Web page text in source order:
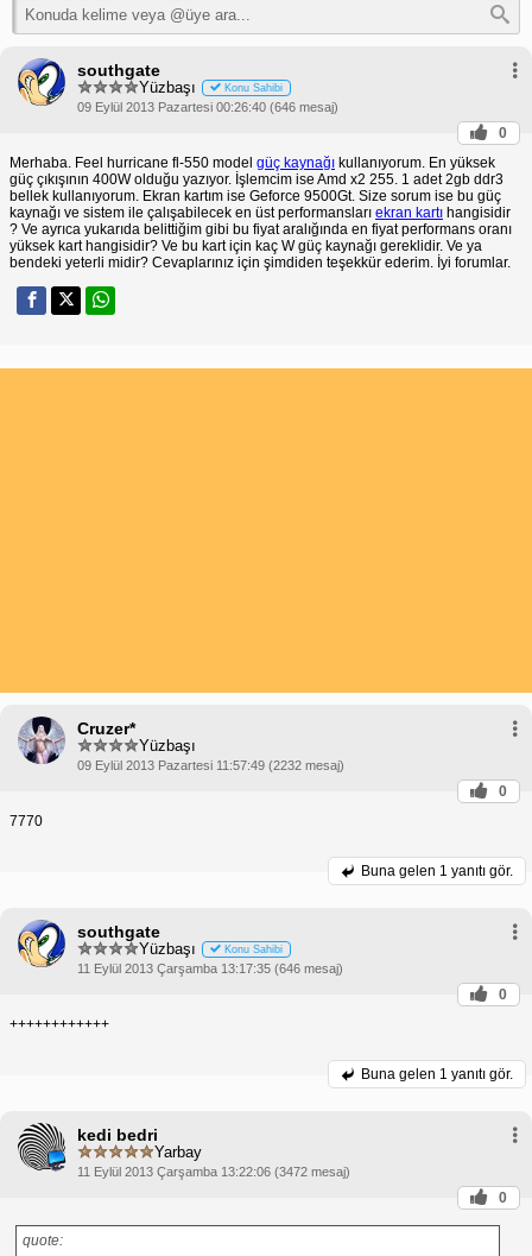
southgate
Yüzbaşı Konu Sahibi
09 Eylül 2013 Pazartesi 00:26:40 (646 mesaj)
0
Merhaba. Feel hurricane fl-550 model güç kaynağı kullanıyorum. En yüksek
güç çıkışının 400W olduğu yazıyor. İşlemcim ise Amd x2 255. 1 adet 2gb ddr3
bellek kullanıyorum. Ekran kartım ise Geforce 9500Gt. Size sorum ise bu güç
kaynağı ve sistem ile çalışabilecek en üst performansları ekran kartı hangisidir
? Ve ayrıca yukarıda belittiğim gibi bu fiyat aralığında en fiyat performans oranı
yüksek kart hangisidir? Ve bu kart için kaç W güç kaynağı gereklidir. Ve ya
bendeki yeterli midir? Cevaplarınız için şimdiden teşekkür ederim. İyi forumlar.
Cruzer*
Yüzbaşı
09 Eylül 2013 Pazartesi 11:57:49 (2232 mesaj)
0
7770
Buna gelen 1 yanıtı gör.
southgate
Yüzbaşı Konu Sahibi
11 Eylül 2013 Çarşamba 13:17:35 (646 mesaj)
0
++++++++++++
Buna gelen 1 yanıtı gör.
kedi bedri
Yarbay
11 Eylül 2013 Çarşamba 13:22:06 (3472 mesaj)
0
quote: